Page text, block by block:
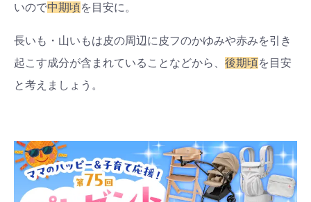
いので中期頃を目安に。
長いも・山いもは皮の周辺に皮フのかゆみや赤みを引き
起こす成分が含まれていることなどから、 後期頃を目安
と考えましょう。